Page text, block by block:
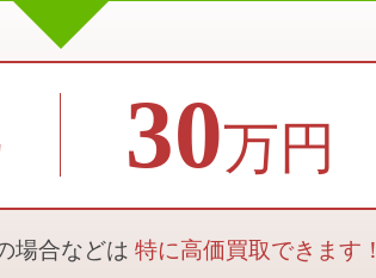
30万円
場合などは 特に高価買取できます！